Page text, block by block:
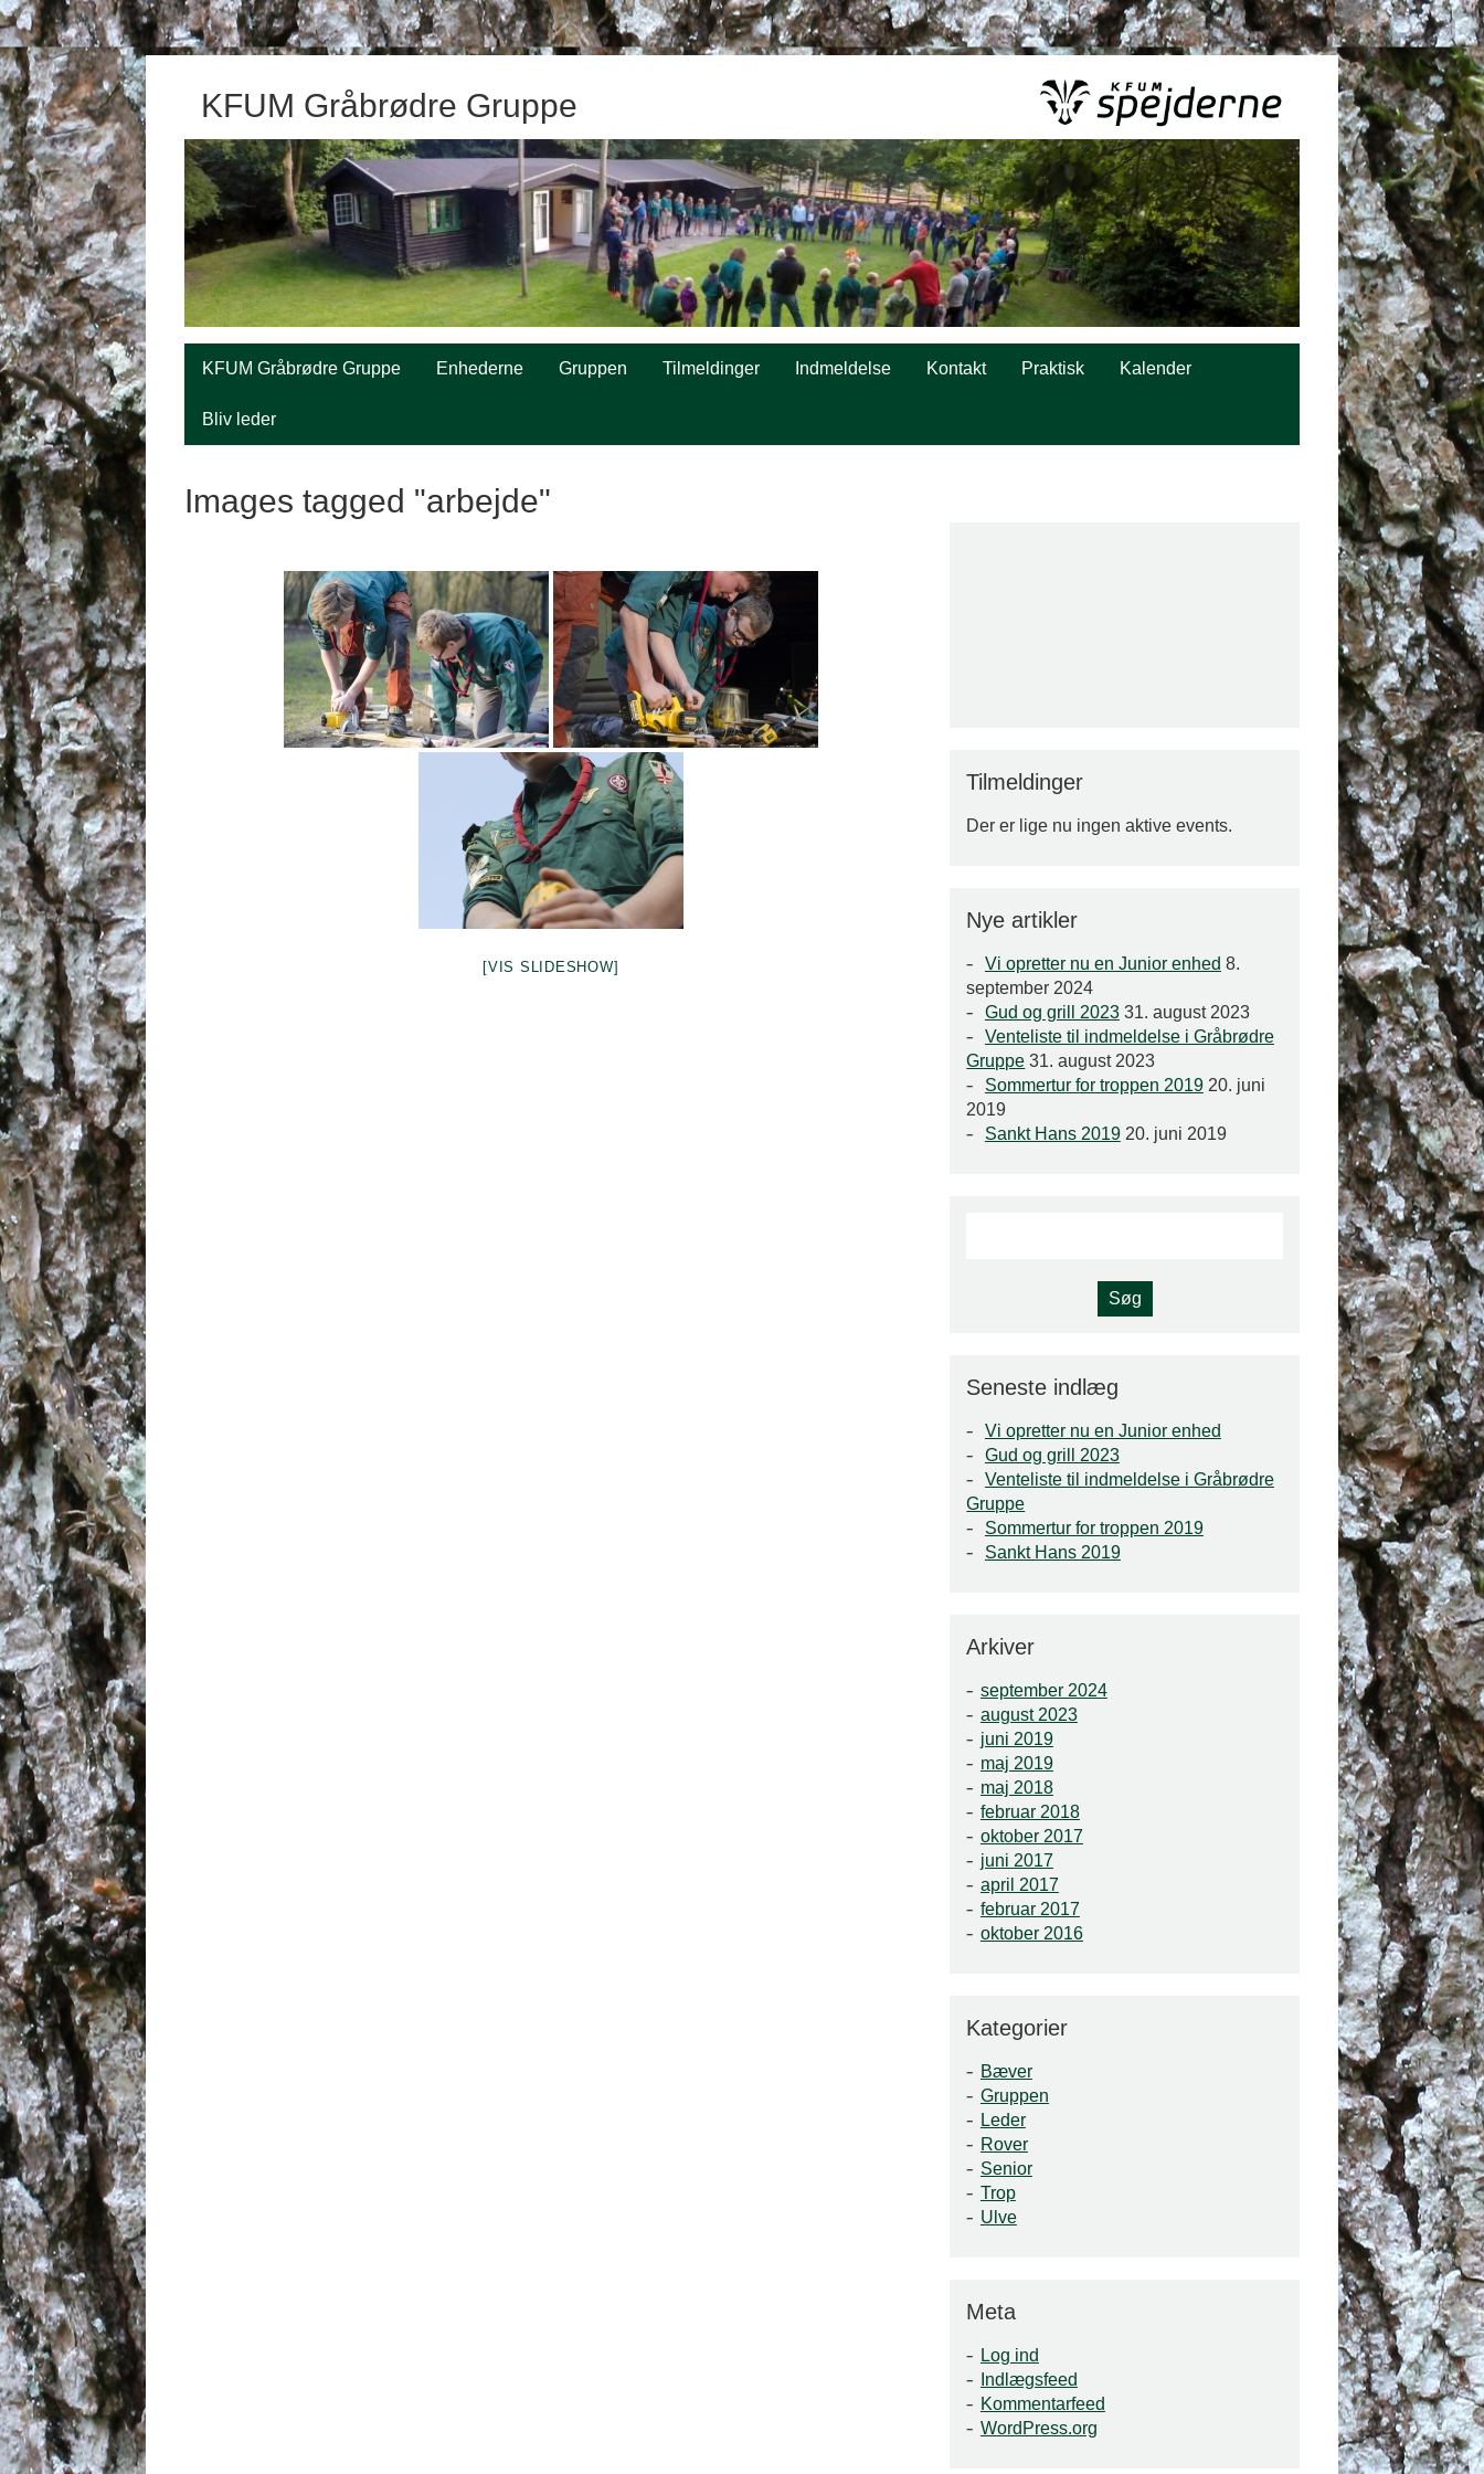
KFUM Gråbrødre Gruppe
KFUM Gråbrødre Gruppe Enhederne Gruppen Tilmeldinger Indmeldelse Kontakt Praktisk Kalender
Bliv leder
Images tagged "arbejde"
[VIS SLIDESHOW]
Tilmeldinger
Der er lige nu ingen aktive events.
Nye artikler
Vi opretter nu en Junior enhed 8.
september 2024
Gud og grill 2023 31. august 2023
Venteliste til indmeldelse i Gråbrødre
Gruppe 31. august 2023
Sommertur for troppen 2019 20. juni
2019
Sankt Hans 2019 20. juni 2019
Seneste indlæg
Vi opretter nu en Junior enhed
Gud og grill 2023
Venteliste til indmeldelse i Gråbrødre
Gruppe
Sommertur for troppen 2019
Sankt Hans 2019
Arkiver
september 2024
august 2023
juni 2019
maj 2019
maj 2018
februar 2018
oktober 2017
juni 2017
april 2017
februar 2017
oktober 2016
Kategorier
Bæver
Gruppen
Leder
Rover
Senior
Trop
Ulve
Meta
Log ind
Indlægsfeed
Kommentarfeed
WordPress.org